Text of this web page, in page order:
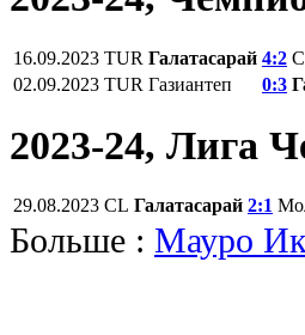
16.09.2023 TUR Галатасарай 4:2
02.09.2023 TUR Газиантеп 0:3
2023-24, Лига
29.08.2023 CL Галатасарай 2:1
Больше : Мауро